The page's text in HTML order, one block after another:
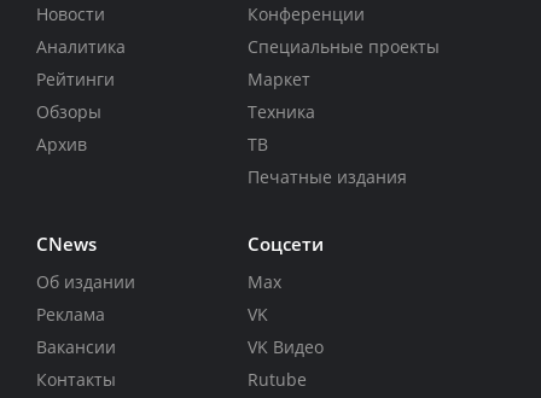
Новости
Аналитика
Рейтинги
Обзоры
Архив
Конференции
Специальные проекты
Маркет
Техника
ТВ
Печатные издания
CNews
Об издании
Реклама
Вакансии
Контакты
Соцсети
Max
VK
VK Видео
Rutube